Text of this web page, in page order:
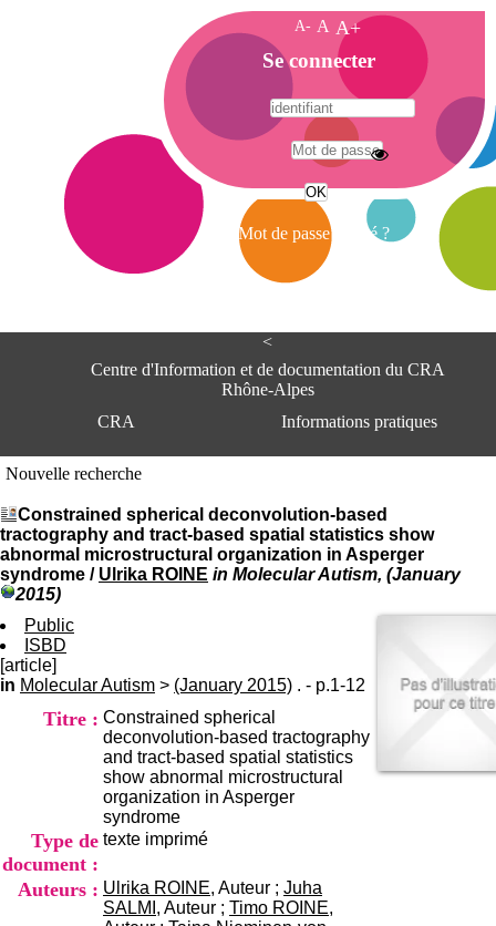
<
Centre d'Information et de documentation du CRA
Rhône-Alpes
CRA
Informations pratiques
du CRA Rhône-Alpes
Centre Hospitalier le Vinatier
bât 211
95, Bd Pinel
69678 Bron Cedex
Tél:+33(0)4 37 91 54 65
+33(0)4 37 91 54 37
Mail
Nouvelle recherche
Constrained spherical deconvolution-based
tractography and tract-based spatial statistics show
abnormal microstructural organization in Asperger
syndrome / Ulrika ROINE in Molecular Autism, (January
2015)
Public
ISBD
[article]
in Molecular Autism > (January 2015) . - p.1-12
Titre : Constrained spherical
deconvolution-based tractography
and tract-based spatial statistics
show abnormal microstructural
organization in Asperger
syndrome
Type de
document :
texte imprimé
Auteurs : Ulrika ROINE, Auteur ; Juha
SALMI , Auteur ; Timo ROINE,
A- A A+
A
c
c
e
i
Se connecter
Mot de passe oublié ?
A
e
e
n
f
o
r
o
e
t
d
e
D
o
c
m
e
n